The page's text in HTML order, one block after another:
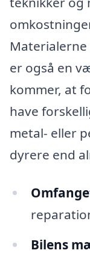
er også en
kommer, at
have
metal- eller
dyrere end
Bilens